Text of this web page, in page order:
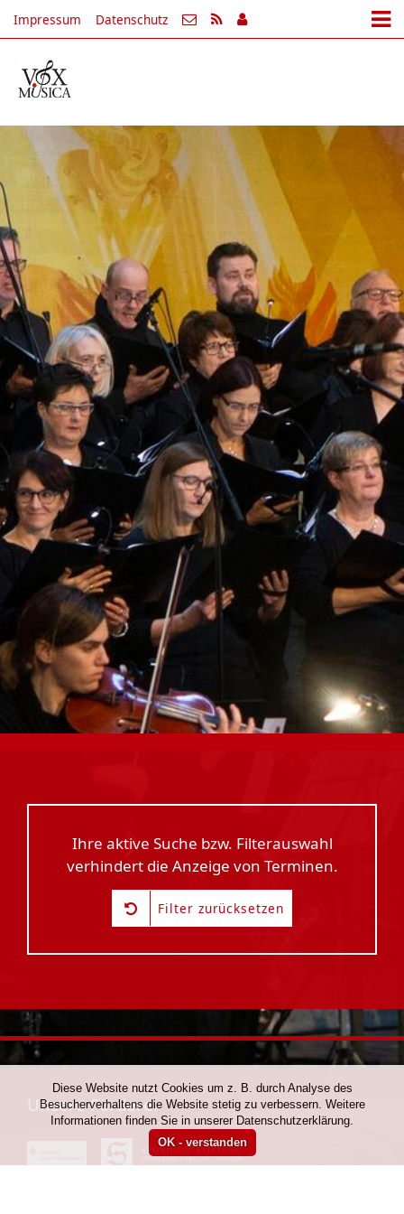
Impressum Datenschutz
Ihre aktive Suche bzw. Filterauswahl
verhindert die Anzeige von Terminen.
Filter zurücksetzen
Unsere Förderer
Diese Website nutzt Cookies um z. B. durch Analyse des
Besucherverhaltens die Website stetig zu verbessern. Weitere
Informationen finden Sie in unserer Datenschutzerklärung.